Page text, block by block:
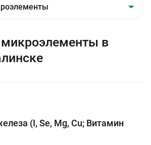
в
(I, Se, Mg, Cu; Витамин